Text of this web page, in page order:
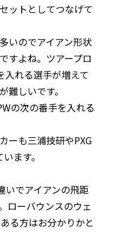
ットとしてつなげて
いのでアイアン形状
すよね。ツアープロ
入れる選手が増えて
難しいです。
の次の番手を入れる
ーも三浦技研やPXG
ます。
でアイアンの飛距
ローバウンスのウェ
る方はお分かりかと